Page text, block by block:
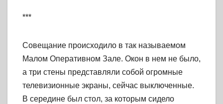
***
Совещание происходило в так называемом
Малом Оперативном Зале. Окон в нем не было,
а три стены представляли собой огромные
телевизионные экраны, сейчас выключенные.
В середине был стол, за которым сидело